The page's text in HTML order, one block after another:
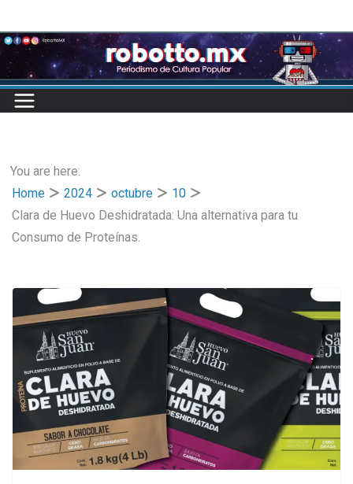
to
content
You are here:
Home
2024 octubre
10
Clara de Huevo Deshidratada: Una alternativa para tu
Consumo de Proteínas.